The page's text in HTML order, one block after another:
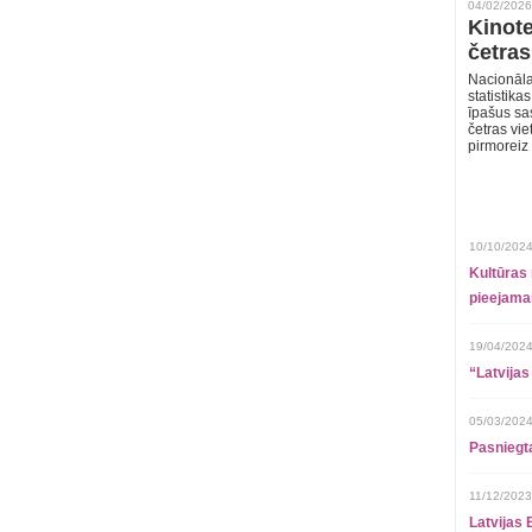
04/02/
īpašus
četras
10/10/
Kultūras
19/04/
05/03/
11/12/
Latvijas